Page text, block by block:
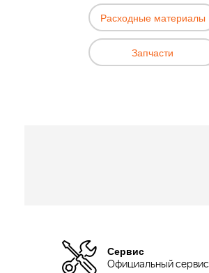
Расходные материалы
Запчасти
Сервис
Официальный сервис